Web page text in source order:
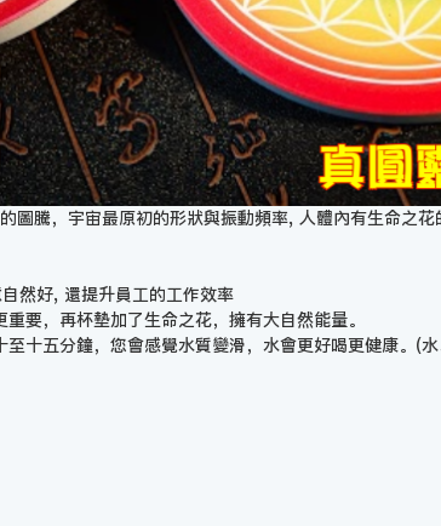
圖騰，宇宙最原初的形狀與振動頻率, 人體內有生命之
然好, 還提升員工的工作效率
要，再杯墊加了生命之花，擁有大自然能量。
十五分鐘，您會感覺水質變滑，水會更好喝更健康。(